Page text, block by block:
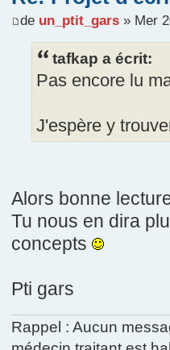
de un_ptit_gars» Mer
tafkap a écrit:
Pas encore lu
J'espère y
Alors bonne
Tu nous en dira
concepts
Pti gars
Rappel : Aucun